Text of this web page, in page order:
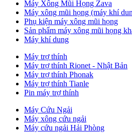
Máy Xông Mũi Họng Zava
Máy xông mũi họng (máy khí
Phụ kiện máy xông mũi họng
Sản phẩm máy xông mũi họng
Máy khí dung
Máy trợ thính
Máy trợ thính Rionet - Nhật Bản
Máy trợ thính Phonak
Máy trợ thính Tianle
Pin máy trợ thính
Máy Cứu Ngải
Máy xông cứu ngải
Máy cứu ngải Hải Phòng